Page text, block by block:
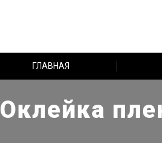
ГЛАВНАЯ
Оклейка